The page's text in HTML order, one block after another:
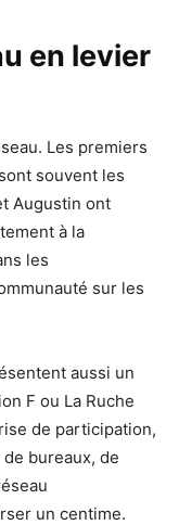
en levier
Les premiers
souvent les
Augustin ont
à la
les
sur les
aussi un
F ou La Ruche
de participation,
bureaux, de
un centime.